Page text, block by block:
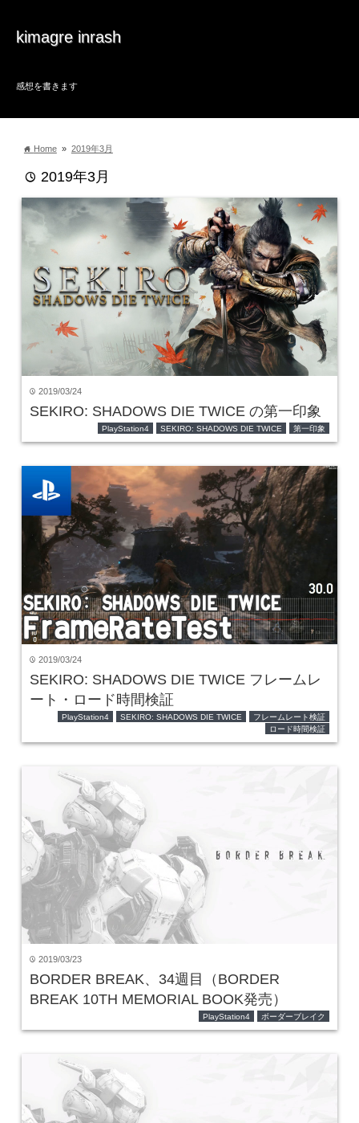
kimagre inrash
感想を書きます
home Home » 2019年3月
time 2019年3月
time 2019/03/24
SEKIRO: SHADOWS DIE TWICE の第一印象
PlayStation4 SEKIRO: SHADOWS DIE TWICE 第一印象
time 2019/03/24
SEKIRO: SHADOWS DIE TWICE フレームレ
ート・ロード時間検証
PlayStation4 SEKIRO: SHADOWS DIE TWICE
フレームレート検証
ロード時間検証
time 2019/03/23
BORDER BREAK、34週目（BORDER
BREAK 10TH MEMORIAL BOOK発売）
PlayStation4 ボーダーブレイク